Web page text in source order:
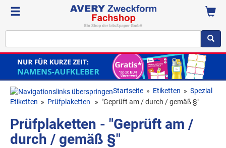
Startseite » Etiketten » Spezial
Etiketten » Prüfplaketten » "Geprüft am / durch / gemäß §"
Prüfplaketten - "Geprüft am /
durch / gemäß §"